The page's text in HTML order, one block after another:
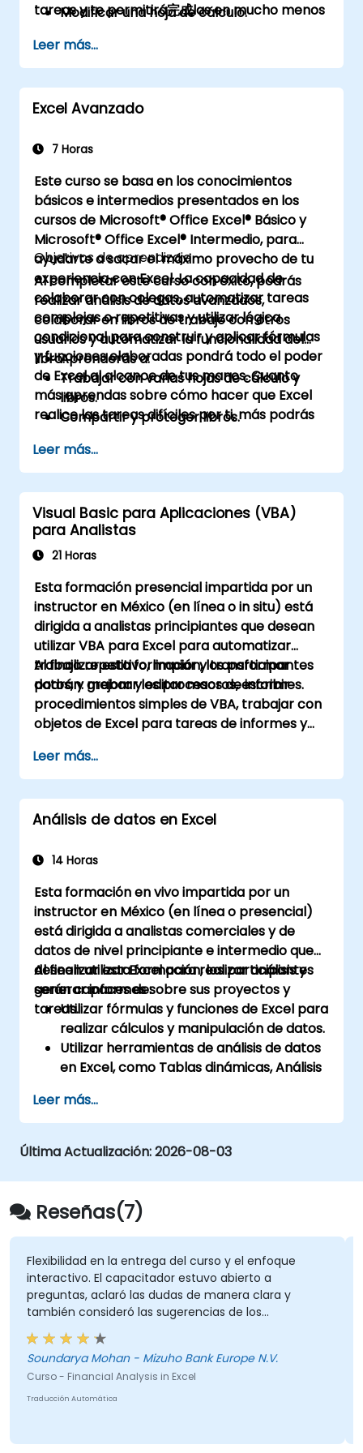
tareas y te permitirá完成las en mucho menos
de papel y lápiz o software no especializado.
Modificar una hoja de cálculo.
Imprimir libros de trabajo.
Gestionar libros de trabajo.
Leer más...
Excel Avanzado
7 Horas
Este curso se basa en los conocimientos
básicos e intermedios presentados en los
cursos de Microsoft® Office Excel® Básico y
Microsoft® Office Excel® Intermedio, para
ayudarte a sacar el máximo provecho de tu
experiencia con Excel. La capacidad de
colaborar con colegas, automatizar tareas
complejas o repetitivas y utilizar lógica
condicional para construir y aplicar fórmulas
y funciones elaboradas pondrá todo el poder
de Excel al alcance de tus manos. Cuanto
más aprendas sobre cómo hacer que Excel
realice las tareas difíciles por ti, más podrás
necesitas a partir de la gran cantidad de
datos que genera tu organización.
Objetivos de aprendizaje
Al completar este curso con éxito, podrás
realizar análisis de datos avanzados,
colaborar en libros de trabajo con otros
usuarios y automatizar la funcionalidad del
libro.Aprenderás a:
Trabajar con varias hojas de cálculo y
libros.
Compartir y proteger libros.
Utilizar funciones de búsqueda y auditoría
de fórmulas.
Pronosticar datos.
Crear gráficos de línea y mapear datos.
Leer más...
Visual Basic para Aplicaciones (VBA)
para Analistas
21 Horas
Esta formación presencial impartida por un
instructor en México (en línea o in situ) está
dirigida a analistas principiantes que desean
utilizar VBA para Excel para automatizar
trabajo repetitivo, limpiar y transformar
datos, y mejorar los procesos de informes.
Al finalizar esta formación, los participantes
podrán: grabar y editar macros, escribir
procedimientos simples de VBA, trabajar con
objetos de Excel para tareas de informes y
básicas.
Leer más...
Análisis de datos en Excel
14 Horas
Esta formación en vivo impartida por un
instructor en México (en línea o presencial)
está dirigida a analistas comerciales y de
datos de nivel principiante e intermedio que
deseen utilizar Excel para realizar análisis y
generar informes sobre sus proyectos y
tareas.
Al finalizar esta formación, los participantes
serán capaces de:
Utilizar fórmulas y funciones de Excel para
realizar cálculos y manipulación de datos.
Utilizar herramientas de análisis de datos
en Excel, como Tablas dinámicas, Análisis
y visualizar datos.
Crear y personalizar visualizaciones de
datos mediante gráficos y diagramas de
Asegurar la calidad de los datos y resaltar
información clave utilizando validación de
datos y formato condicional en Excel.
Importar y exportar datos entre archivos
externos y otros participantes utilizando
las funciones de conexión a fuentes
externas en Excel.
Leer más...
Última Actualización:2026-08-03
Reseñas(7)
en la entrega del curso y el enfoque
El capacitador estuvo abierto a
aclaró las dudas de manera clara y
consideró las sugerencias de los
durante las sesiones. La formación
bien estructurada e informativa.
Mohan - Mizuho Bank Europe N.V.
- Financial Analysis in Excel
Automática